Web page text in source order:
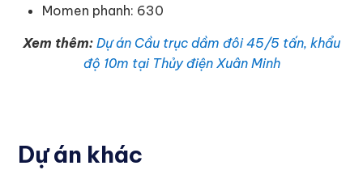
Momen phanh: 630
Xem thêm: Dự án Cầu trục dầm đôi 45/5 tấn, khẩu
độ 10m tại Thủy điện Xuân Minh
Dự án khác